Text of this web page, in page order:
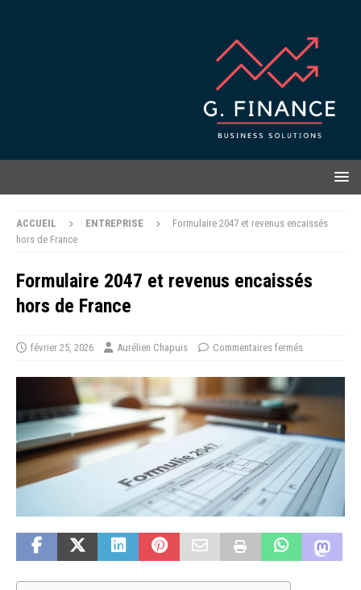
ACCUEIL ENTREPRISE
Formulaire 2047 et revenus encaissés
hors de France
Formulaire 2047 et revenus encaissés
hors de France
février 25, 2026 Aurélien Chapuis Commentaires fermés